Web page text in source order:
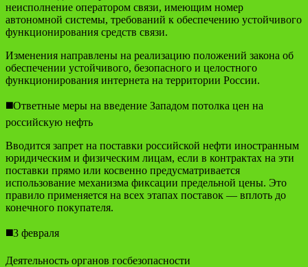
неисполнение оператором связи, имеющим номер
автономной системы, требований к обеспечению устойчивого
функционирования средств связи.
Изменения направлены на реализацию положений закона об
обеспечении устойчивого, безопасного и целостного
функционирования интернета на территории России.
◼️Ответные меры на введение Западом потолка цен на
российскую нефть
Вводится запрет на поставки российской нефти иностранным
юридическим и физическим лицам, если в контрактах на эти
поставки прямо или косвенно предусматривается
использование механизма фиксации предельной цены. Это
правило применяется на всех этапах поставок — вплоть до
конечного покупателя.
◼️3 февраля
Деятельность органов госбезопасности